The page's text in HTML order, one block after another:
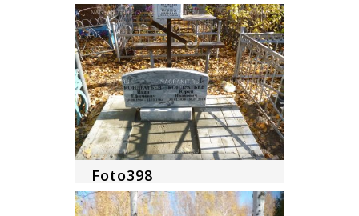
Foto398